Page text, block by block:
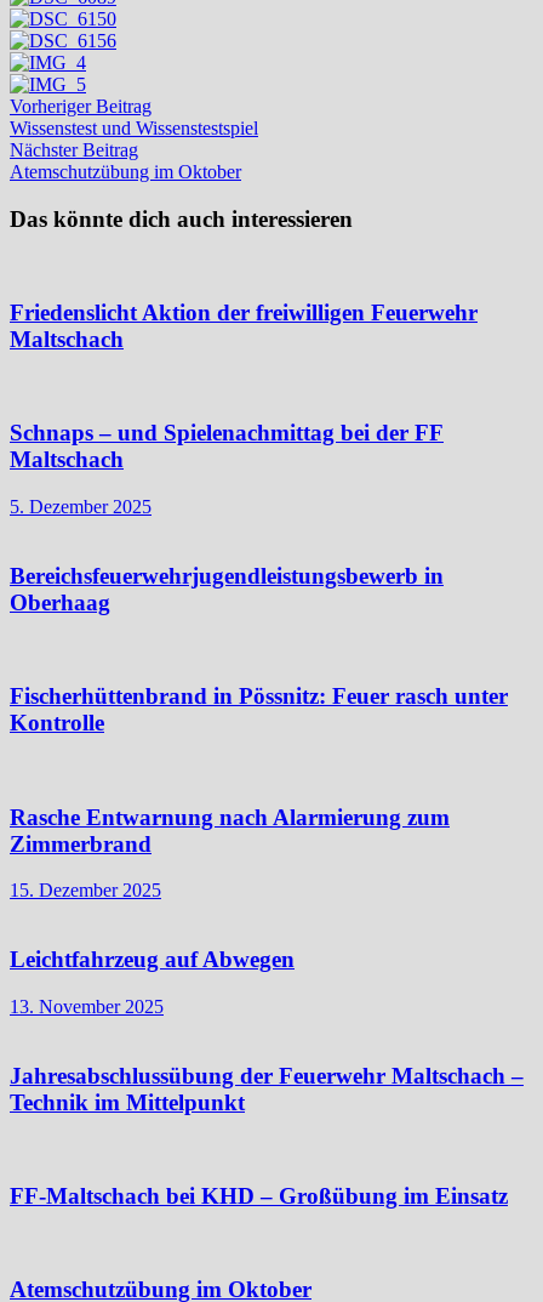
Beitragsnavigation
Vorheriger BeitragVorheriger
Beitrag:
Wissenstest und Wissenstestspiel
Nächster BeitragNächster
Beitrag:
Atemschutzübung im Oktober
Das könnte dich auch interessieren
Friedenslicht Aktion der freiwilligen Feuerwehr
Maltschach
Schnaps – und Spielenachmittag bei der FF
Maltschach
5. Dezember 2025
Bereichsfeuerwehrjugendleistungsbewerb in
Oberhaag
Fischerhüttenbrand in Pössnitz: Feuer rasch unter
Kontrolle
Rasche Entwarnung nach Alarmierung zum
Zimmerbrand
15. Dezember 2025
Leichtfahrzeug auf Abwegen
13. November 2025
Jahresabschlussübung der Feuerwehr Maltschach –
Technik im Mittelpunkt
FF-Maltschach bei KHD – Großübung im Einsatz
Atemschutzübung im Oktober